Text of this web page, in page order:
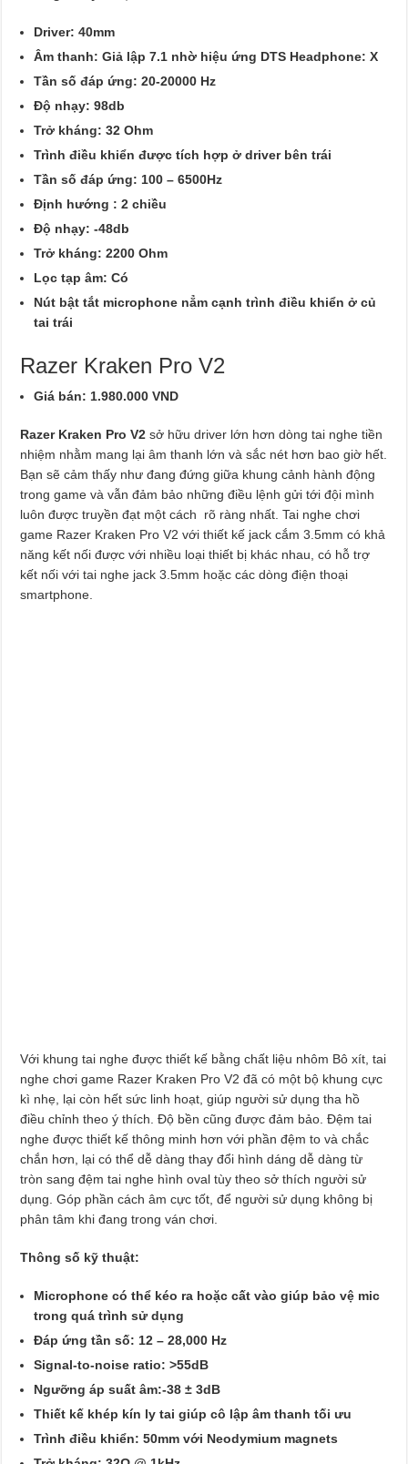
Driver: 40mm
Âm thanh: Giả lập 7.1 nhờ hiệu ứng DTS Headphone: X
Tần số đáp ứng: 20-20000 Hz
Độ nhạy: 98db
Trở kháng: 32 Ohm
Trình điều khiển được tích hợp ở driver bên trái
Tần số đáp ứng: 100 – 6500Hz
Định hướng : 2 chiều
Độ nhạy: -48db
Trở kháng: 2200 Ohm
Lọc tạp âm: Có
Nút bật tắt microphone nẳm cạnh trình điều khiển ở củ
tai trái
Razer Kraken Pro V2
Giá bán: 1.980.000 VND
Razer Kraken Pro V2 sở hữu driver lớn hơn dòng tai nghe tiền
nhiệm nhằm mang lại âm thanh lớn và sắc nét hơn bao giờ hết.
Bạn sẽ cảm thấy như đang đứng giữa khung cảnh hành động
trong game và vẫn đảm bảo những điều lệnh gửi tới đội mình
luôn được truyền đạt một cách rõ ràng nhất. Tai nghe chơi
game Razer Kraken Pro V2 với thiết kế jack cắm 3.5mm có khả
năng kết nối được với nhiều loại thiết bị khác nhau, có hỗ trợ
kết nối với tai nghe jack 3.5mm hoặc các dòng điện thoại
smartphone.
Với khung tai nghe được thiết kế bằng chất liệu nhôm Bô xít, tai
nghe chơi game Razer Kraken Pro V2 đã có một bộ khung cực
kì nhẹ, lại còn hết sức linh hoạt, giúp người sử dụng tha hồ
điều chỉnh theo ý thích. Độ bền cũng được đảm bảo. Đệm tai
nghe được thiết kế thông minh hơn với phần đệm to và chắc
chắn hơn, lại có thể dễ dàng thay đổi hình dáng dễ dàng từ
tròn sang đệm tai nghe hình oval tùy theo sở thích người sử
dụng. Góp phần cách âm cực tốt, để người sử dụng không bị
phân tâm khi đang trong ván chơi.
Thông số kỹ thuật:
Microphone có thể kéo ra hoặc cất vào giúp bảo vệ mic
trong quá trình sử dụng
Đáp ứng tần số: 12 – 28,000 Hz
Signal-to-noise ratio: >55dB
Ngưỡng áp suất âm:-38 ± 3dB
Thiết kế khép kín ly tai giúp cô lập âm thanh tối ưu
Trình điều khiển: 50mm với Neodymium magnets